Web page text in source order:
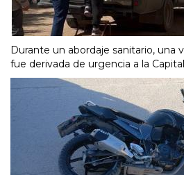
Durante un abordaje sanitario, una
fue derivada de urgencia a la Capital